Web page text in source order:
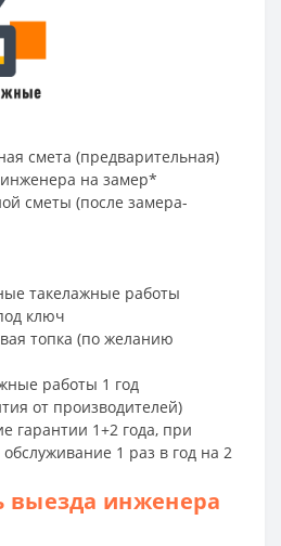
смета (предварительная)
на замер*
сметы (после замера-
такелажные работы
ключ
топка (по желанию
работы 1 год
от производителей)
гарантии 1+2 года, при
1 раз в год на 2
выезда инженера